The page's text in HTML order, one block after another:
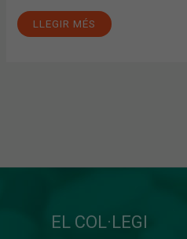
LLEGIR MÉS
EL COL·LEGI